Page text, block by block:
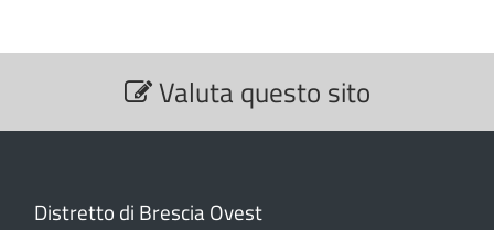
S
Valuta questo sito
Distretto di Brescia Ovest